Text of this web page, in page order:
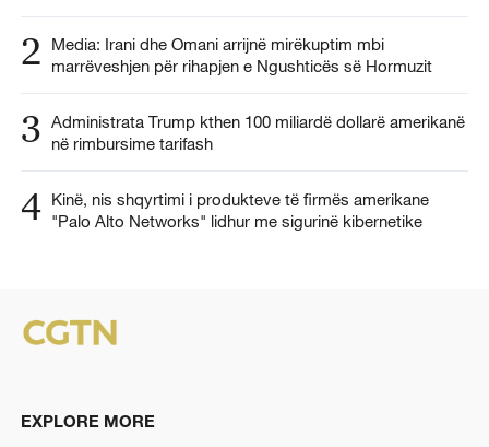
2
Media: Irani dhe Omani arrijnë mirëkuptim mbi
marrëveshjen për rihapjen e Ngushticës së Hormuzit
3 Administrata Trump kthen 100 miliardë dollarë amerikanë
në rimbursime tarifash
4 Kinë, nis shqyrtimi i produkteve të firmës amerikane
"Palo Alto Networks" lidhur me sigurinë kibernetike
EXPLORE MORE